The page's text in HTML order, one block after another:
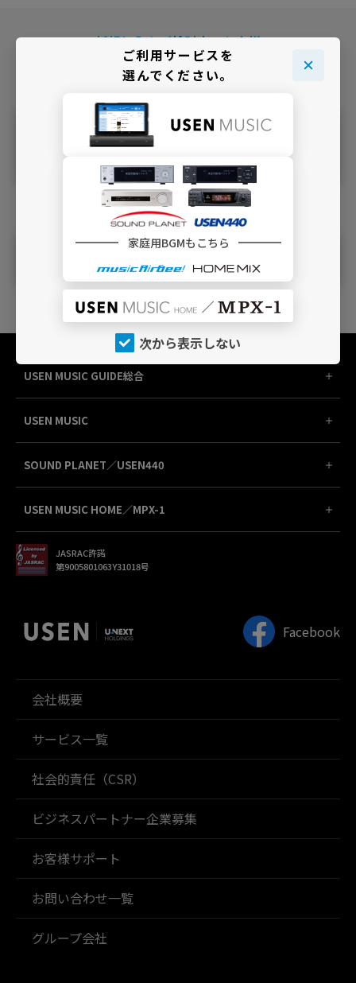
新規加入をご検討中のお客様
＼ どこでBGMサービスをご利用ですか ／
店舗・施
設
でBGMを利
自宅
USEN MUSIC GUIDE総合
USEN MUSIC
SOUND PLANET／USEN440
USEN MUSIC HOME／MPX-1
JASRAC許諾
第9005801063Y31018号
Facebook
会社概要
サービス一覧
社会的責任（CSR）
ビジネスパートナー企業募集
お客様サポート
お問い合わせ一覧
グループ会社
ご利用サービスを
選んでください。
家庭用BGMもこちら
次から表示しない